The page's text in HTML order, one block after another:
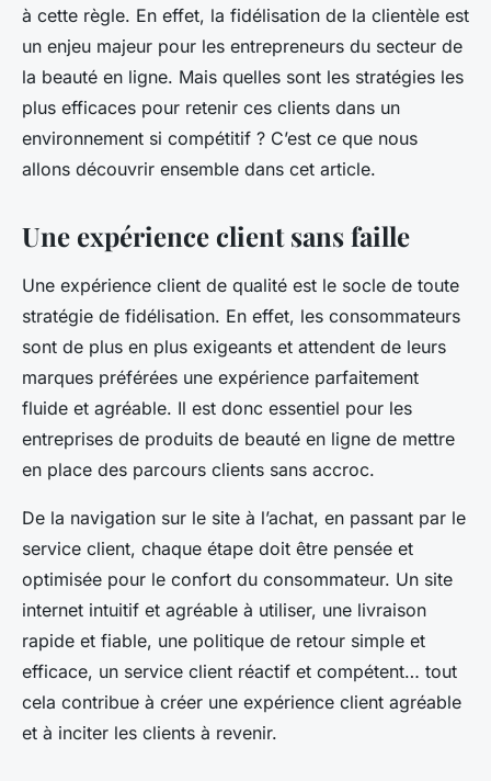
à cette règle. En effet, la fidélisation de la clientèle est
un enjeu majeur pour les entrepreneurs du secteur de
la beauté en ligne. Mais quelles sont les stratégies les
plus efficaces pour retenir ces clients dans un
environnement si compétitif ? C’est ce que nous
allons découvrir ensemble dans cet article.
Une expérience client sans faille
Une expérience client de qualité est le socle de toute
stratégie de fidélisation. En effet, les consommateurs
sont de plus en plus exigeants et attendent de leurs
marques préférées une expérience parfaitement
fluide et agréable. Il est donc essentiel pour les
entreprises de produits de beauté en ligne de mettre
en place des parcours clients sans accroc.
De la navigation sur le site à l’achat, en passant par le
service client, chaque étape doit être pensée et
optimisée pour le confort du consommateur. Un site
internet intuitif et agréable à utiliser, une livraison
rapide et fiable, une politique de retour simple et
efficace, un service client réactif et compétent… tout
cela contribue à créer une expérience client agréable
et à inciter les clients à revenir.